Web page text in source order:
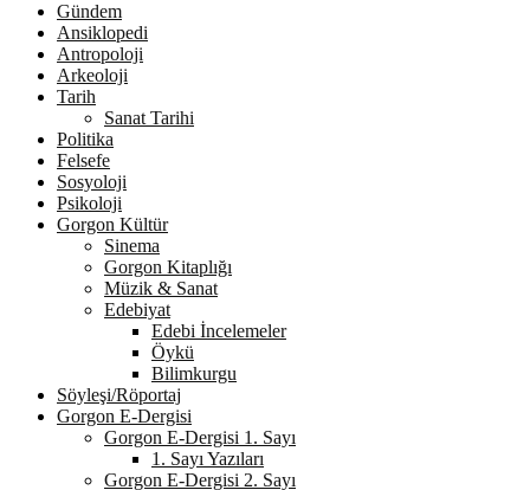
Gündem
Ansiklopedi
Antropoloji
Arkeoloji
Tarih
Sanat Tarihi
Politika
Felsefe
Sosyoloji
Psikoloji
Gorgon Kültür
Sinema
Gorgon Kitaplığı
Müzik & Sanat
Edebiyat
Edebi İncelemeler
Öykü
Bilimkurgu
Söyleşi/Röportaj
Gorgon E-Dergisi
Gorgon E-Dergisi 1. Sayı
1. Sayı Yazıları
Gorgon E-Dergisi 2. Sayı